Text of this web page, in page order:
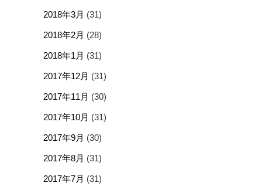
2018年3月 (31)
2018年2月 (28)
2018年1月 (31)
2017年12月 (31)
2017年11月 (30)
2017年10月 (31)
2017年9月 (30)
2017年8月 (31)
2017年7月 (31)